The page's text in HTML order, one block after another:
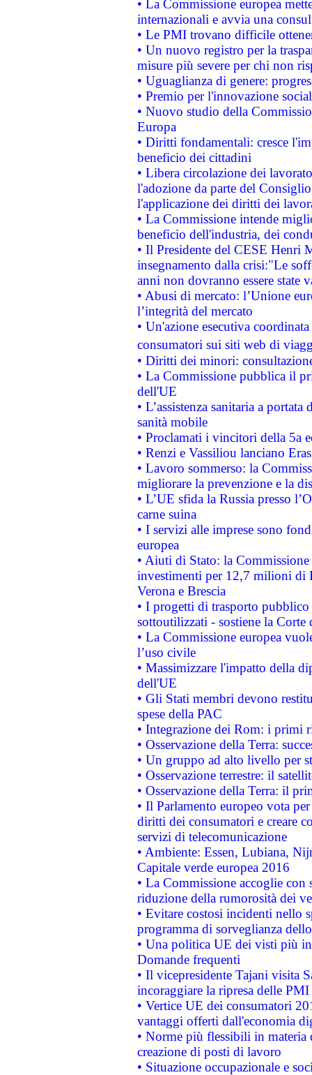
• La Commissione europea
internazionali e avvia una
• Le PMI trovano difficile
• Un nuovo registro per la
misure più severe per chi non
• Uguaglianza di genere:
• Premio per l'innovazione
• Nuovo studio della
Europa
• Diritti fondamentali: cresce
beneficio dei cittadini
• Libera circolazione dei
l'adozione da parte del
l'applicazione dei diritti dei
• La Commissione intende
beneficio dell'industria, dei
• Il Presidente del CESE Henri
insegnamento dalla crisi:"Le
anni non dovranno essere state
• Abusi di mercato: l’Unione
l’integrità del mercato
• Un'azione esecutiva
consumatori sui siti web di
• Diritti dei minori:
• La Commissione pubblica il
dell'UE
• L’assistenza sanitaria a
sanità mobile
• Proclamati i vincitori della 5a
• Renzi e Vassiliou lanciano
• Lavoro sommerso: la
migliorare la prevenzione e la
• L’UE sfida la Russia presso
carne suina
• I servizi alle imprese sono
europea
• Aiuti di Stato: la
investimenti per 12,7 milioni di
Verona e Brescia
• I progetti di trasporto
sottoutilizzati - sostiene la Corte
• La Commissione europea
l’uso civile
• Massimizzare l'impatto della
dell'UE
• Gli Stati membri devono
spese della PAC
• Integrazione dei Rom: i primi
• Osservazione della Terra:
• Un gruppo ad alto livello per
• Osservazione terrestre: il
• Osservazione della Terra: il
• Il Parlamento europeo vota
diritti dei consumatori e creare
servizi di telecomunicazione
• Ambiente: Essen, Lubiana,
Capitale verde europea 2016
• La Commissione accoglie
riduzione della rumorosità dei
• Evitare costosi incidenti nello
programma di sorveglianza
• Una politica UE dei visti più
Domande frequenti
• Il vicepresidente Tajani visita
incoraggiare la ripresa delle
• Vertice UE dei consumatori
vantaggi offerti dall'economia
• Norme più flessibili in materia
creazione di posti di lavoro
• Situazione occupazionale e